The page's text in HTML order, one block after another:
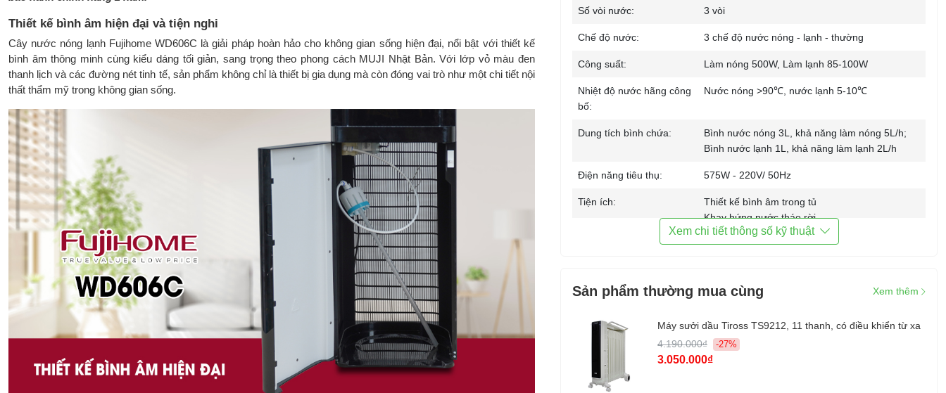
Thiết kế bình âm hiện đại và tiện nghi
Cây nước nóng lạnh Fujihome WD606C là giải pháp hoàn hảo cho không gian sống hiện đại, nổi bật với thiết kế
bình âm thông minh cùng kiểu dáng tối giản, sang trọng theo phong cách MUJI Nhật Bản. Với lớp vỏ màu đen
thanh lịch và các đường nét tinh tế, sản phẩm không chỉ là thiết bị gia dụng mà còn đóng vai trò như một chi tiết nội
thất thẩm mỹ trong không gian sống.
Số vòi nước: 3 vòi
Chế độ nước: 3 chế độ nước nóng - lạnh - thường
Công suất: Làm nóng 500W, Làm lạnh 85-100W
Nhiệt độ nước hãng công
bố:
Nước nóng >90℃, nước lạnh 5-10℃
Dung tích bình chứa:
Bình nước nóng 3L, khả năng làm nóng 5L/h;
Bình nước lạnh 1L, khả năng làm lạnh 2L/h
Điện năng tiêu thụ: 575W - 220V/ 50Hz
Tiện ích:
Thiết kế bình âm trong tủ
Khay hứng nước tháo rời
Có đèn báo nóng lạnh
Công tắc nóng lạnh độc lập
Phụ kiện đi cùng: HDSD,
Kích thước sản phẩm/ cả
300 × 350 × 1044mm/ 345 x 387 x 1090mm
Xem chi tiết thông số kỹ thuật
Sản phẩm thường mua cùng Xem thêm
Máy sưởi dầu Tiross TS9212, 11 thanh, có điều khiển từ xa
4.190.000₫
-27%
3.050.000₫